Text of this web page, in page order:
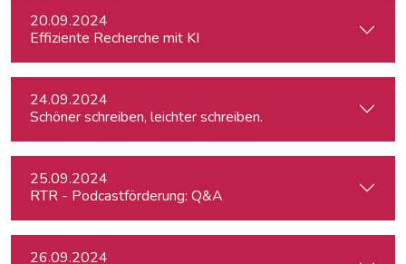
20.09.2024
Effiziente Recherche mit KI
24.09.2024
Schöner schreiben, leichter schreiben.
25.09.2024
RTR - Podcastförderung: Q&A
26.09.2024